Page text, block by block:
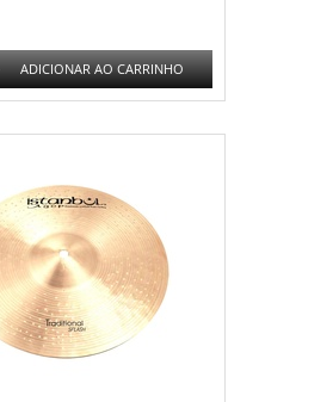
ADICIONAR AO CARRINHO